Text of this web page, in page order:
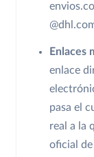
Enlaces
enlace
pasa el
real a la
oficial